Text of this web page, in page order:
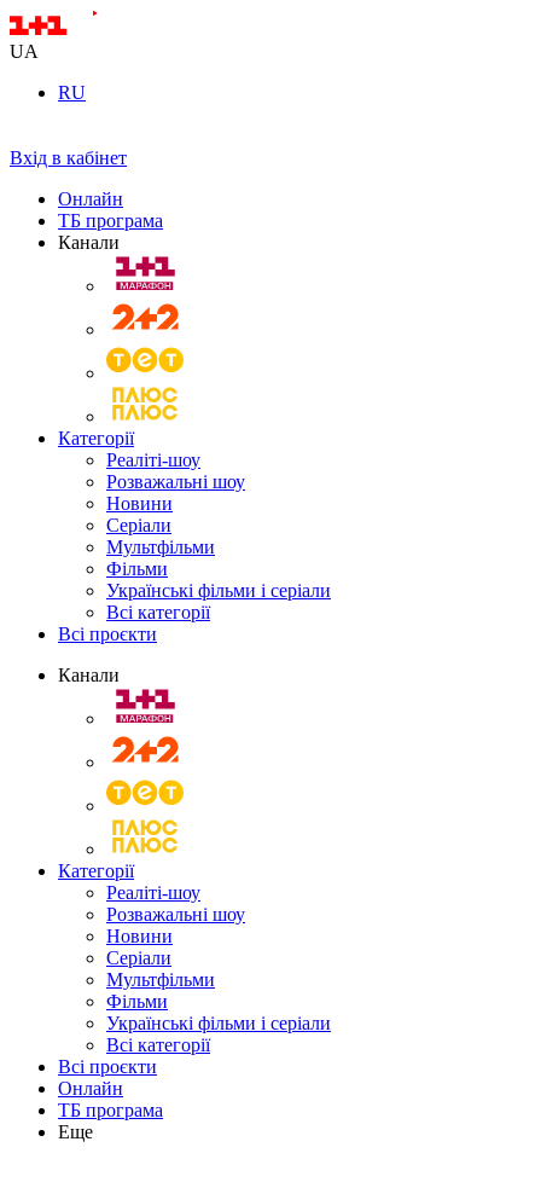
UA
RU
Вхід в кабінет
Онлайн
ТБ програма
Канали
Категорії
Реаліті-шоу
Розважальні шоу
Новини
Серіали
Мультфільми
Фільми
Українські фільми і серіали
Всі категорії
Всі проєкти
Канали
Категорії
Реаліті-шоу
Розважальні шоу
Новини
Серіали
Мультфільми
Фільми
Українські фільми і серіали
Всі категорії
Всі проєкти
Онлайн
ТБ програма
Еще